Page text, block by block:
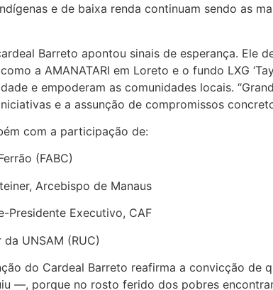
e de baixa renda continuam sendo as
Barreto apontou sinais de esperança.
a AMANATARI em Loreto e o fundo LXG
e empoderam as comunidades locais.
e a assunção de compromissos
com a participação de:
(FABC)
Arcebispo de Manaus
Presidente Executivo, CAF
UNSAM (RUC)
do Cardeal Barreto reafirma a convicção
—, porque no rosto ferido dos pobres